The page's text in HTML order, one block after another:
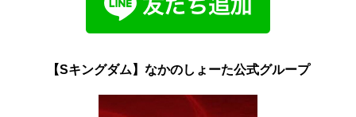
【Sキングダム】なかのしょーた公式グループ